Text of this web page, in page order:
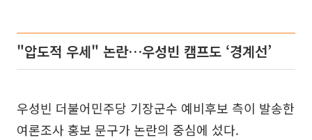
"압도적 우세" 논란…우성빈 캠프도 ‘경계선’
우성빈 더불어민주당 기장군수 예비후보 측이 발송한
여론조사 홍보 문구가 논란의 중심에 섰다.